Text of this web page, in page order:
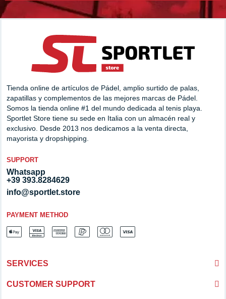
Tienda online de artículos de Pádel, amplio surtido de palas,
zapatillas y complementos de las mejores marcas de Pádel.
Somos la tienda online #1 del mundo dedicada al tenis playa.
Sportlet Store tiene su sede en Italia con un almacén real y
exclusivo. Desde 2013 nos dedicamos a la venta directa,
mayorista y dropshipping.
SUPPORT
Whatsapp
+39 393.8284629
info@sportlet.store
PAYMENT METHOD
SERVICES
CUSTOMER SUPPORT